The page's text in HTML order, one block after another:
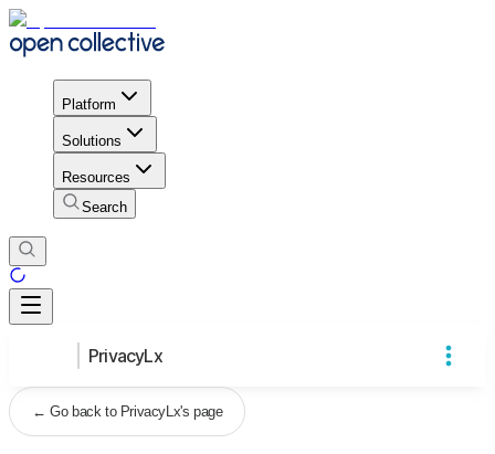
Platform
Solutions
Resources
Search
PrivacyLx
←Go back to PrivacyLx's page